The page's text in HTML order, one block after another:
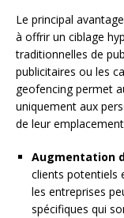
Le principal
à offrir un ciblage
traditionnelles de
publicitaires ou les
geofencing permet
uniquement aux
de leur
Augmentation
clients potentiels
les entreprises
spécifiques qui